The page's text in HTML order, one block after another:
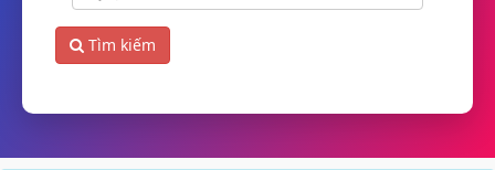
Tìm kiếm